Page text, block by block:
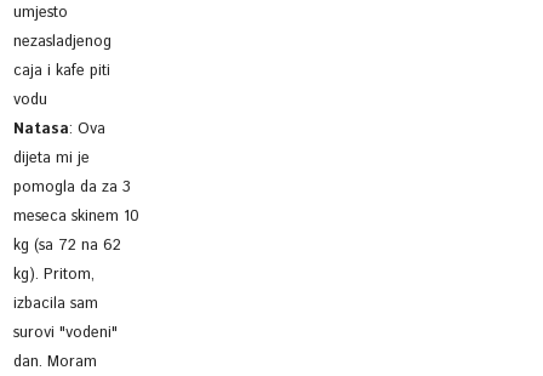
umjesto
nezasladjenog
caja i kafe piti
vodu
Natasa:Ova
dijeta mi je
pomogla da za 3
meseca skinem 10
kg (sa 72 na 62
kg). Pritom,
izbacila sam
surovi "vodeni"
dan. Moram